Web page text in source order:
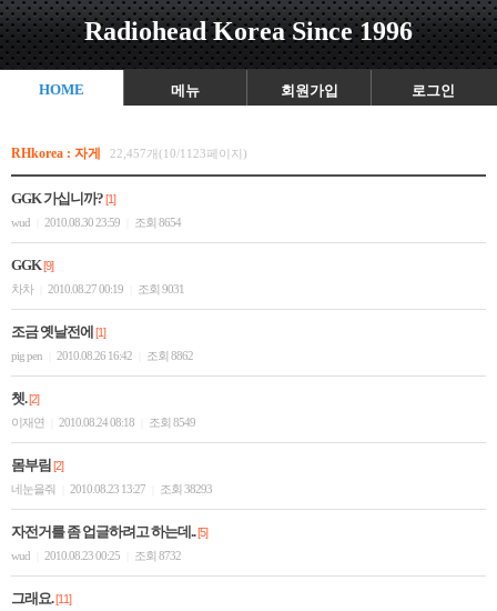
Radiohead Korea Since 1996
HOME 메뉴 회원가입 로그인
RHkorea : 자게 22,457개(10/1123페이지)
GGK 가십니까?[1]
wud
2010.08.30 23:59 조회 8654
GGK[9]
차차
2010.08.27 00:19 조회 9031
조금 옛날전에 [1]
pig pen
2010.08.26 16:42 조회 8862
쳇.[2]
이재연
2010.08.24 08:18 조회 8549
몸부림 [2]
네눈을줘
2010.08.23 13:27 조회 38293
자전거를 좀 업글하려고 하는데..[5]
wud
2010.08.23 00:25 조회 8732
그래요.[11]